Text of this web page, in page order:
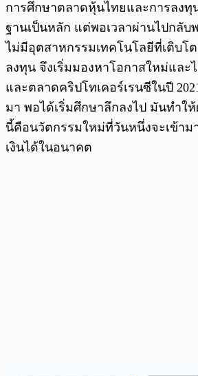
การศึกษาตลาดหุ้นไทยและการลง
ฐานเป็นหลัก แต่พอเวลาผ่านไปกลับ
ไม่มีอุตสาหกรรมเทคโนโลยีที่เติบโ
ลงทุน จึงเริ่มมองหาโอกาสใหม่และ
และตลาดคริปโทเคอร์เรนซีในปี
มา พอได้เริ่มศึกษาลึกลงไป มันทำใ
นี้คือนวัตกรรมใหม่ที่วันหนึ่งจะเข้าม
เงินได้ในอนาคต